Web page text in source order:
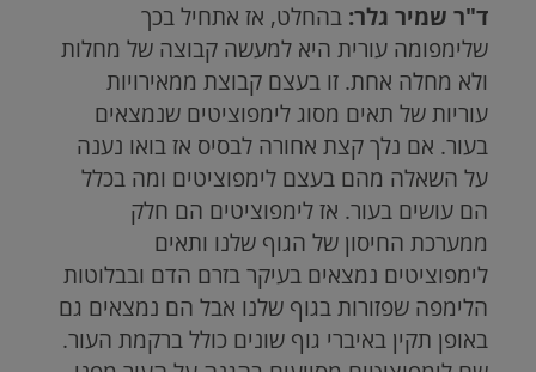
ד"ר שמיר גלר: בהחלט, אז אתחיל בכך
שלימפומה עורית היא למעשה קבוצה של מחלות
ולא מחלה אחת. זו בעצם קבוצת ממאירויות
עוריות של תאים מסוג לימפוציטים שנמצאים
בעור. אם נלך קצת אחורה לבסיס אז בואו נענה
על השאלה מהם בעצם לימפוציטים ומה בכלל
הם עושים בעור. אז לימפוציטים הם חלק
ממערכת החיסון של הגוף שלנו ותאים
לימפוציטים נמצאים בעיקר בזרם הדם ובבלוטות
הלימפה שפזורות בגוף שלנו אבל הם נמצאים גם
באופן תקין באיברי גוף שונים כולל ברקמת העור.